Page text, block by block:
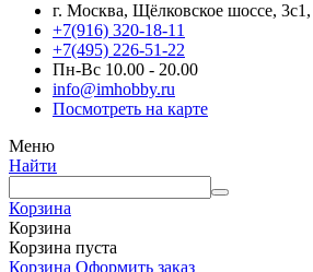
г. Москва, Щёлковское шоссе,
+7(916) 320-18-11
+7(495) 226-51-22
Пн-Вс 10.00 - 20.00
info@imhobby.ru
Посмотреть на карте
Меню
Найти
Корзина
Корзина
Корзина пуста
Корзина Оформить заказ